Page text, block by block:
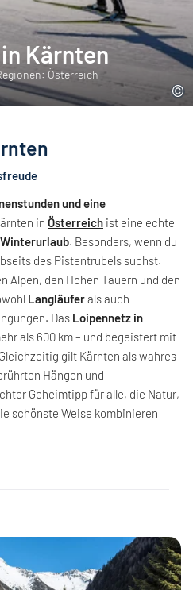
Kärnten
Österreich
und eine
in Österreich ist eine echte
. Besonders, wenn du
des Pistentrubels suchst.
Alpen, den Hohen Tauern und den
Langläuferals auch
Das Loipennetz in
als 600 km – und begeistert mit
gilt Kärnten als wahres
Hängen und
Geheimtipp für alle, die Natur,
schönste Weise kombinieren